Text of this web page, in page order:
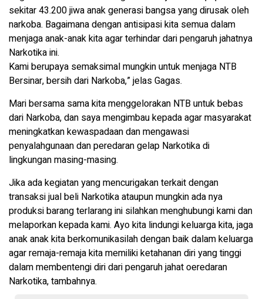
sekitar 43.200 jiwa anak generasi bangsa yang dirusak oleh
narkoba. Bagaimana dengan antisipasi kita semua dalam
menjaga anak-anak kita agar terhindar dari pengaruh jahatnya
Narkotika ini.
Kami berupaya semaksimal mungkin untuk menjaga NTB
Bersinar, bersih dari Narkoba,” jelas Gagas.
Mari bersama sama kita menggelorakan NTB untuk bebas
dari Narkoba, dan saya mengimbau kepada agar masyarakat
meningkatkan kewaspadaan dan mengawasi
penyalahgunaan dan peredaran gelap Narkotika di
lingkungan masing-masing.
Jika ada kegiatan yang mencurigakan terkait dengan
transaksi jual beli Narkotika ataupun mungkin ada nya
produksi barang terlarang ini silahkan menghubungi kami dan
melaporkan kepada kami. Ayo kita lindungi keluarga kita, jaga
anak anak kita berkomunikasilah dengan baik dalam keluarga
agar remaja-remaja kita memiliki ketahanan diri yang tinggi
dalam membentengi diri dari pengaruh jahat oeredaran
Narkotika, tambahnya.